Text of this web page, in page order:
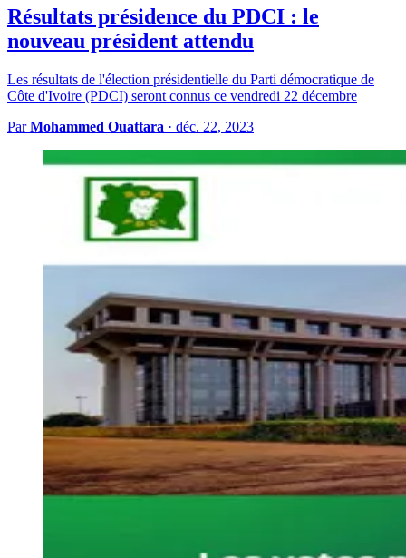
Résultats présidence du PDCI : le
nouveau président attendu
Les résultats de l'élection présidentielle du Parti démocratique de
Côte d'Ivoire (PDCI) seront connus ce vendredi 22 décembre
ParMohammed Ouattara · déc. 22, 2023